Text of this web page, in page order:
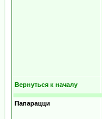
Вернуться к началу
Папарацци